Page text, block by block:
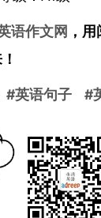
语作文网 ，
#英语句子 #